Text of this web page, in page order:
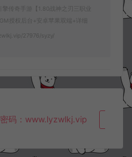
擎传奇手游【1.80战神之刃三职业
授权后台+安卓苹果双端+详细
27976/syzy/
码：www.lyzwlkj.vip